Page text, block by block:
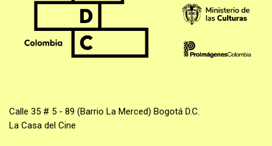
Calle 35 # 5 - 89 (Barrio La Merced) Bogotá D.C.
La Casa del Cine